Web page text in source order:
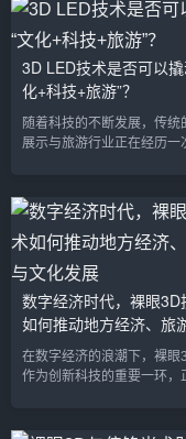
的结合，房地产开发商和消
在体验前所未有的变化。3D
仅改变了房地产项目的设计
和销售方式，更在建筑施工
化住宅和客户互动方面带来
性进展。本文将深入探讨3D
何推动房产行业的发展，并
3D LED技术是否可以撬
化+科技+旅游”？
随着科技的不断发展，传统
展示与旅游行业正在经历一
现方式，凭借其独特的空间
和沉浸式体验，逐渐成为了
化、科技、旅游”三者的重
本文将探讨3D LED技术如何
“文化+科技+旅游”这一跨界
创新趋势，推动文化与旅游
发展和变革。一、3D LED：
式传统的文化展示...
数字经济时代，裸眼3D
如何推动地方经济、旅
化发展
在数字经济的浪潮下，裸眼
作为创新科技的重要一环，
巨大的潜力。从智慧城市的